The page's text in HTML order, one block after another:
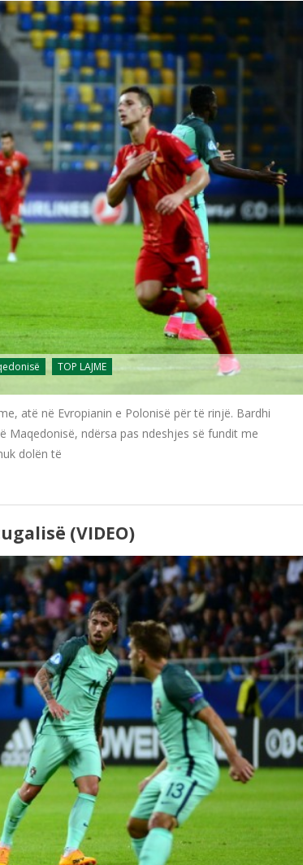
TOP LAJME
atë në Evropianin e Polonisë për të rinjë. Bardhi
Maqedonisë, ndërsa pas ndeshjes së fundit me
dolën të
(VIDEO)